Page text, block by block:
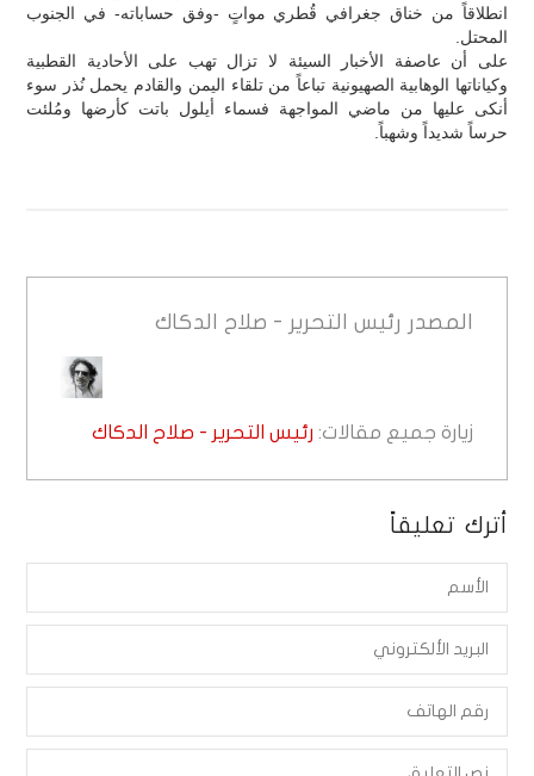
انطلاقاً من خناق جغرافي قُطري مواتٍ -وفق حساباته- في الجنوب
المحتل.
على أن عاصفة الأخبار السيئة لا تزال تهب على الأحادية القطبية
وكياناتها الوهابية الصهيونية تباعاً من تلقاء اليمن والقادم يحمل نُذر سوء
أنكى عليها من ماضي المواجهة فسماء أيلول باتت كأرضها ومُلئت
حرساً شديداً وشهباً.
المصدر رئيس التحرير - صلاح الدكاك
زيارة جميع مقالات: رئيس التحرير - صلاح الدكاك
أترك تعليقاً